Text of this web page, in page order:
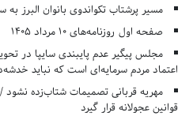
مسیر پرشتاب تکواندوی بانوان البرز
صفحه اول روزنامه‌های 10 مرداد 1405
مجلس پیگیر عدم پایبندی سایپا در
اعتماد مردم سرمایه‌ای است که نباید
مهریه قربانی تصمیمات شتاب‌زده نشود
قوانین عجولانه قرار گیرد